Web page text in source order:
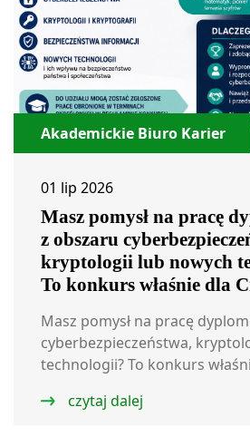
Akademickie Biuro Karier
01 lip 2026
Masz pomysł na pracę
z obszaru
kryptologii lub nowych
To konkurs właśnie dla
Masz pomysł na pracę
cyberbezpieczeństwa,
technologii? To konkurs
czytaj dalej